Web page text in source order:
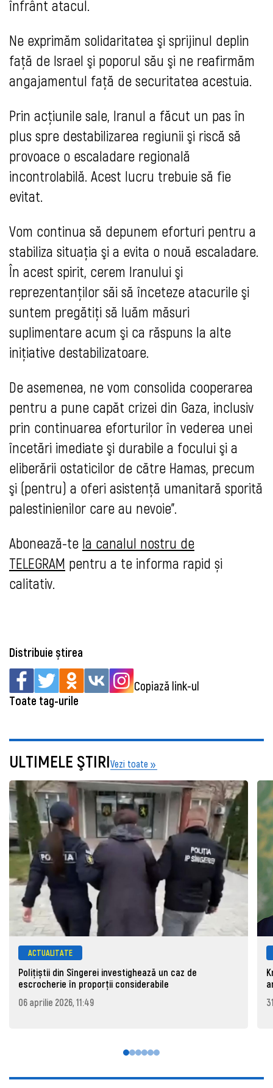
înfrânt atacul.
Ne exprimăm solidaritatea şi sprijinul deplin
faţă de Israel şi poporul său şi ne reafirmăm
angajamentul faţă de securitatea acestuia.
Prin acţiunile sale, Iranul a făcut un pas în
plus spre destabilizarea regiunii şi riscă să
provoace o escaladare regională
incontrolabilă. Acest lucru trebuie să fie
evitat.
Vom continua să depunem eforturi pentru a
stabiliza situaţia şi a evita o nouă escaladare.
În acest spirit, cerem Iranului şi
reprezentanţilor săi să înceteze atacurile şi
suntem pregătiţi să luăm măsuri
suplimentare acum şi ca răspuns la alte
iniţiative destabilizatoare.
De asemenea, ne vom consolida cooperarea
pentru a pune capăt crizei din Gaza, inclusiv
prin continuarea eforturilor în vederea unei
încetări imediate şi durabile a focului şi a
eliberării ostaticilor de către Hamas, precum
şi (pentru) a oferi asistenţă umanitară sporită
palestinienilor care au nevoie".
Abonează-te la canalul nostru de
TELEGRAM pentru a te informa rapid și
calitativ.
Distribuie știrea
Copiază link-ul
Toate tag-urile
ULTIMELE ŞTIRIVezi toate
ACTUALITATE
Polițiștii din Sîngerei investighează un caz de
escrocherie în proporții considerabile
06 aprilie 2026, 11:49